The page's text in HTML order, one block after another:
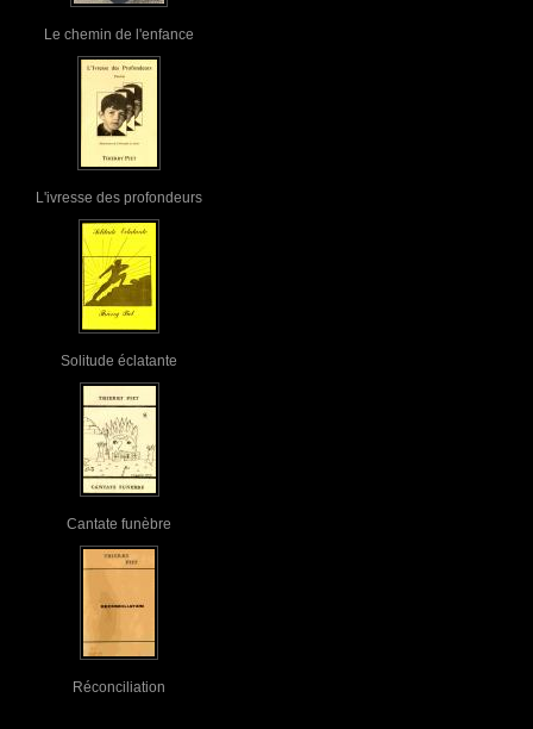
Le chemin de l'enfance
L'ivresse des profondeurs
Solitude éclatante
Cantate funèbre
Réconciliation